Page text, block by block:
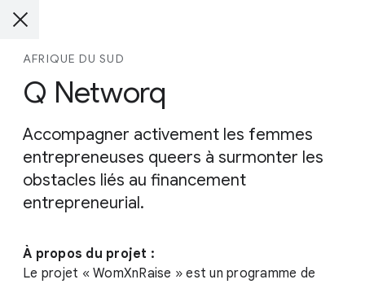
AFRIQUE DU SUD
Q Networq
Accompagner activement les femmes
entrepreneuses queers à surmonter les
obstacles liés au financement
entrepreneurial.
À propos du projet :
Le projet « WomXnRaise » est un programme de